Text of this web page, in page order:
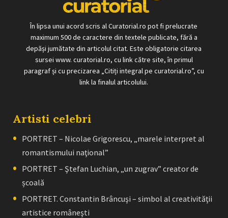
În lipsa unui acord scris al Curatorial.ro pot fi prelucrate
maximum 500 de caractere din textele publicate, fără a
depăși jumătate din articolul citat. Este obligatorie citarea
sursei www. curatorial.ro, cu link către site, în primul
paragraf și cu precizarea „Citiți integral pe curatorial.ro”, cu
link la finalul articolului.
Artisti celebri
PORTRET – Nicolae Grigorescu, „marele interpret al
romantismului naţional”
PORTRET – Ştefan Luchian, „un zugrav” creator de
școală
PORTRET. Constantin Brâncuşi – simbol al creativităţii
artistice româneşti